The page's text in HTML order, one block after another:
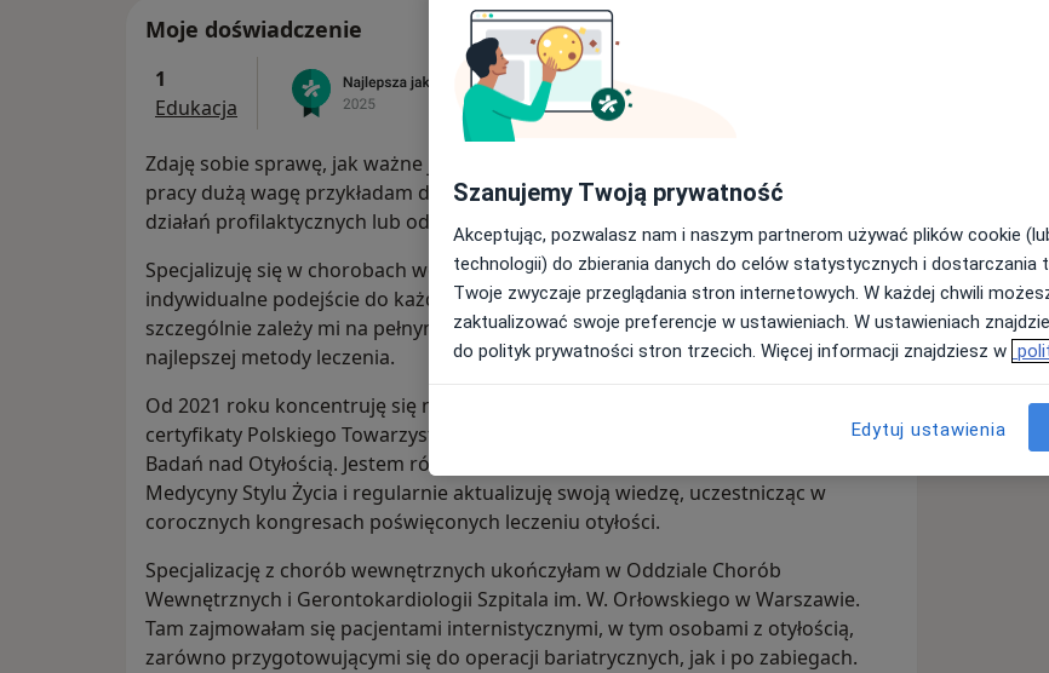
Moje doświadczenie
1
Edukacja
Zdaję sobie sprawę, jak ważne jest zapobieganie chorobom, dlatego w mojej
pracy dużą wagę przykładam do identyfikacji czynników ryzyka oraz wdrażania
działań profilaktycznych lub odpowiedniego leczenia farmakologicznego.
Specjalizuję się w chorobach wewnętrznych, gdzie stawiam na holistyczne i
indywidualne podejście do każdego pacjenta. W kontaktach z pacjentami
szczególnie zależy mi na pełnym zrozumienia dialogu, który pozwala na dobranie
najlepszej metody leczenia.
Od 2021 roku koncentruję się na leczeniu otyłości oraz jej powikłań. Posiadam
certyfikaty Polskiego Towarzystwa Leczenia Otyłości oraz Polskiego Towarzystwa
Badań nad Otyłością. Jestem również członkiem Polskiego Towarzystwa
Medycyny Stylu Życia i regularnie aktualizuję swoją wiedzę, uczestnicząc w
corocznych kongresach poświęconych leczeniu otyłości.
Specjalizację z chorób wewnętrznych ukończyłam w Oddziale Chorób
Wewnętrznych i Gerontokardiologii Szpitala im. W. Orłowskiego w Warszawie.
Tam zajmowałam się pacjentami internistycznymi, w tym osobami z otyłością,
zarówno przygotowującymi się do operacji bariatrycznych, jak i po zabiegach.
Szanujemy Twoją prywatność
Akceptując, pozwalasz nam i naszym partnerom używać plików cookie
technologii) do zbierania danych do celów statystycznych i dostarczania
Twoje zwyczaje przeglądania stron internetowych. W każdej chwili
zaktualizować swoje preferencje w ustawieniach. W ustawieniach
do polityk prywatności stron trzecich. Więcej informacji znajdziesz w
Edytuj ustawienia